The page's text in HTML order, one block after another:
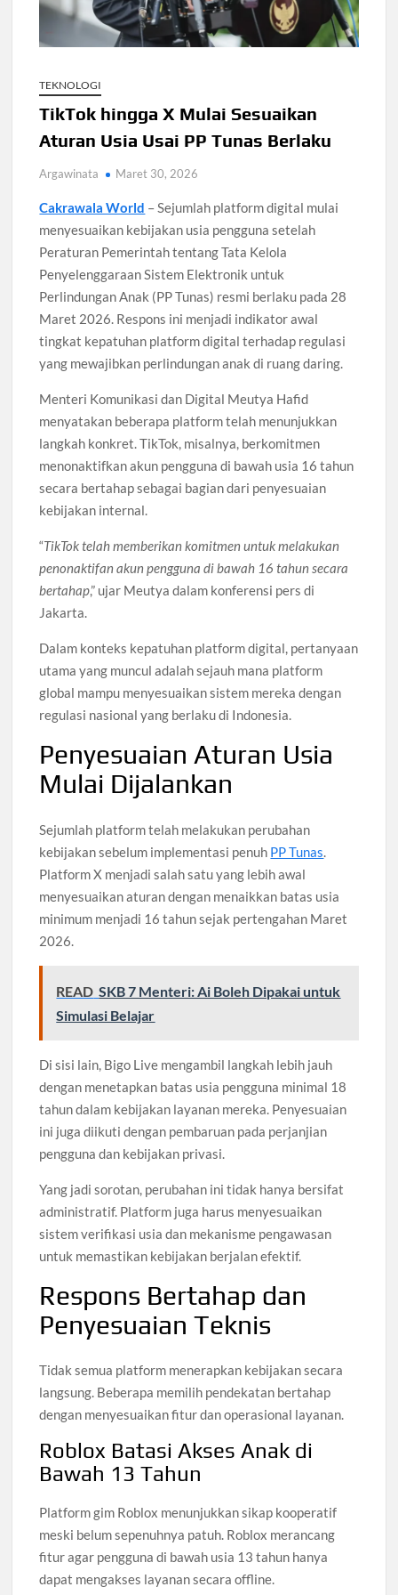
Santri Digital Tangsel Dibentuk Lewat Program AI
Bank Dunia Mulai Persiapan IDA22, Sri Mulyani Jadi Ketua
Independen
Sidang MK Bahas Tanggung Jawab Maskapai Saat Delay
Box Office Hollywood 2026 Tembus 4 Film Rp18 Triliun
TEKNOLOGI
TikTok hingga X Mulai Sesuaikan
Aturan Usia Usai PP Tunas Berlaku
Argawinata Maret 30, 2026
Cakrawala World – Sejumlah platform digital mulai
menyesuaikan kebijakan usia pengguna setelah
Peraturan Pemerintah tentang Tata Kelola
Penyelenggaraan Sistem Elektronik untuk
Perlindungan Anak (PP Tunas) resmi berlaku pada 28
Maret 2026. Respons ini menjadi indikator awal
tingkat kepatuhan platform digital terhadap regulasi
yang mewajibkan perlindungan anak di ruang daring.
Menteri Komunikasi dan Digital Meutya Hafid
menyatakan beberapa platform telah menunjukkan
langkah konkret. TikTok, misalnya, berkomitmen
menonaktifkan akun pengguna di bawah usia 16 tahun
secara bertahap sebagai bagian dari penyesuaian
kebijakan internal.
“TikTok telah memberikan komitmen untuk melakukan
penonaktifan akun pengguna di bawah 16 tahun secara
bertahap,” ujar Meutya dalam konferensi pers di
Jakarta.
Dalam konteks kepatuhan platform digital, pertanyaan
utama yang muncul adalah sejauh mana platform
global mampu menyesuaikan sistem mereka dengan
regulasi nasional yang berlaku di Indonesia.
Penyesuaian Aturan Usia
Mulai Dijalankan
Sejumlah platform telah melakukan perubahan
kebijakan sebelum implementasi penuh PP Tunas.
Platform X menjadi salah satu yang lebih awal
menyesuaikan aturan dengan menaikkan batas usia
minimum menjadi 16 tahun sejak pertengahan Maret
2026.
READ SKB 7 Menteri: Ai Boleh Dipakai untuk
Simulasi Belajar
Di sisi lain, Bigo Live mengambil langkah lebih jauh
dengan menetapkan batas usia pengguna minimal 18
tahun dalam kebijakan layanan mereka. Penyesuaian
ini juga diikuti dengan pembaruan pada perjanjian
pengguna dan kebijakan privasi.
Yang jadi sorotan, perubahan ini tidak hanya bersifat
administratif. Platform juga harus menyesuaikan
sistem verifikasi usia dan mekanisme pengawasan
untuk memastikan kebijakan berjalan efektif.
Respons Bertahap dan
Penyesuaian Teknis
Tidak semua platform menerapkan kebijakan secara
langsung. Beberapa memilih pendekatan bertahap
dengan menyesuaikan fitur dan operasional layanan.
Roblox Batasi Akses Anak di
Bawah 13 Tahun
Platform gim Roblox menunjukkan sikap kooperatif
meski belum sepenuhnya patuh. Roblox merancang
fitur agar pengguna di bawah usia 13 tahun hanya
dapat mengakses layanan secara offline.